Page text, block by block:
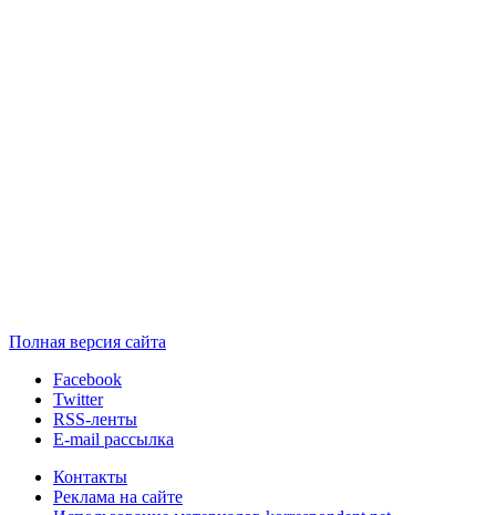
Полная версия сайта
Facebook
Twitter
RSS-ленты
E-mail рассылка
Контакты
Реклама на сайте